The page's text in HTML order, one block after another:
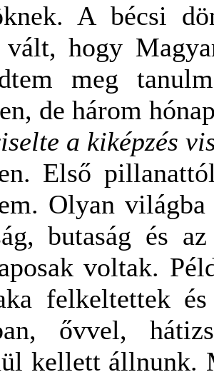
A bécsi
hogy
meg
de három
a kiképzés
Első
Olyan
butaság és
voltak.
felkeltettek
ővvel,
kellett állnunk.